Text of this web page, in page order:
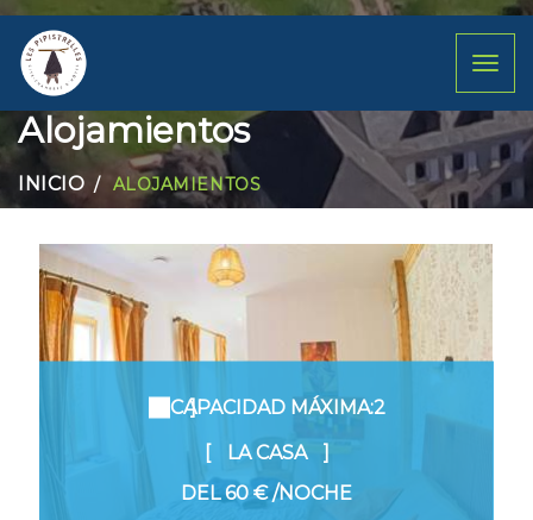
Alojamientos
INICIO ALOJAMIENTOS
CAPACIDAD MÁXIMA:2
LA CASA
DEL60 €/NOCHE